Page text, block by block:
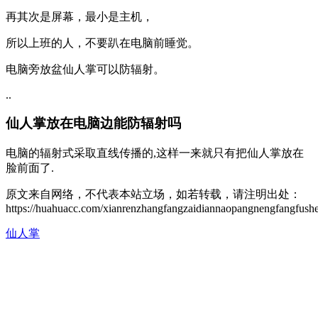
再其次是屏幕，最小是主机，
所以上班的人，不要趴在电脑前睡觉。
电脑旁放盆仙人掌可以防辐射。
..
仙人掌放在电脑边能防辐射吗
电脑的辐射式采取直线传播的,这样一来就只有把仙人掌放在
脸前面了.
原文来自网络，不代表本站立场，如若转载，请注明出处：
https://huahuacc.com/
仙人掌